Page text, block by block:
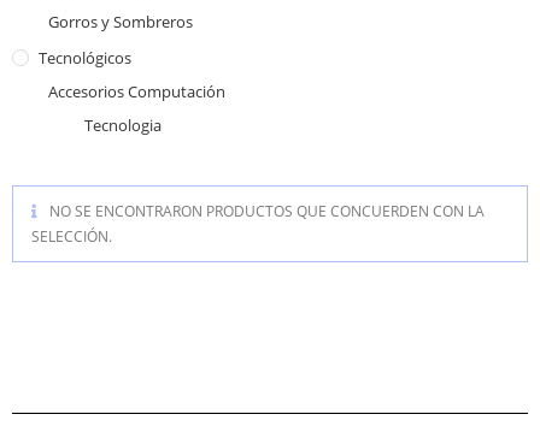
Gorros y Sombreros
Tecnológicos
Accesorios Computación
Tecnologia
NO SE ENCONTRARON PRODUCTOS QUE CONCUERDEN CON LA
SELECCIÓN.